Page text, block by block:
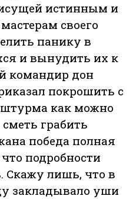
истинным и
своего
панику в
и вынудить их к
командир дон
покрошить с
как можно
грабить
победа полная
подробности
Скажу лишь, что в
закладывало уши